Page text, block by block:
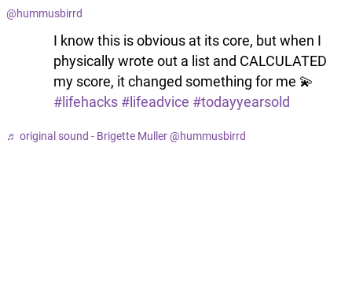
@hummusbirrd
I know this is obvious at its core, but when I
physically wrote out a list and CALCULATED
my score, it changed something for me 💫
#lifehacks #lifeadvice #todayyearsold
♬ original sound - Brigette Muller @hummusbirrd